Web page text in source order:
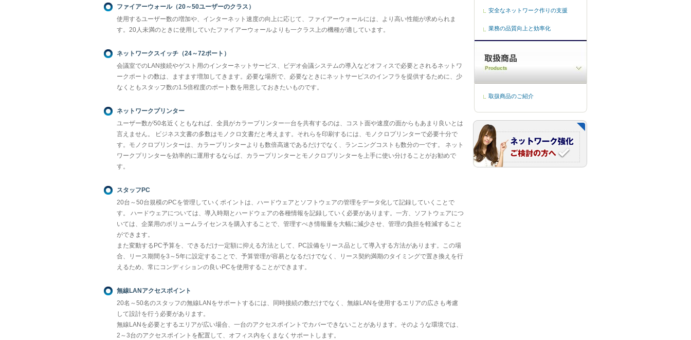
ファイアーウォール（20～50ユーザーのクラス）
使用するユーザー数の増加や、インターネット速度の向上に応じて、ファイアーウォールには、より高い性能が求められま
す。20人未満のときに使用していたファイアーウォールよりも一クラス上の機種が適しています。
ネットワークスイッチ（24～72ポート）
会議室でのLAN接続やゲスト用のインターネットサービス、ビデオ会議システムの導入などオフィスで必要とされるネットワ
ークポートの数は、ますます増加してきます。必要な場所で、必要なときにネットサービスのインフラを提供するために、少
なくともスタッフ数の1.5倍程度のポート数を用意しておきたいものです。
ネットワークプリンター
ユーザー数が50名近くともなれば、全員がカラープリンター一台を共有するのは、コスト面や速度の面からもあまり良いとは
言えません。 ビジネス文書の多数はモノクロ文書だと考えます。それらを印刷するには、モノクロプリンターで必要十分で
す。モノクロプリンターは、カラープリンターよりも数倍高速であるだけでなく、ランニングコストも数分の一です。 ネット
ワークプリンターを効率的に運用するならば、カラープリンターとモノクロプリンターを上手に使い分けることがお勧めで
す。
スタッフPC
20台～50台規模のPCを管理していくポイントは、ハードウェアとソフトウェアの管理をデータ化して記録していくことで
す。 ハードウェアについては、導入時期とハードウェアの各種情報を記録していく必要があります。一方、ソフトウェアにつ
いては、企業用のボリュームライセンスを購入することで、管理すべき情報量を大幅に減少させ、管理の負担を軽減すること
ができます。
また変動するPC予算を、できるだけ一定額に抑える方法として、PC設備をリース品として導入する方法があります。この場
合、リース期間を3～5年に設定することで、予算管理が容易となるだけでなく、リース契約満期のタイミングで置き換えを行
えるため、常にコンディションの良いPCを使用することができます。
無線LANアクセスポイント
20名～50名のスタッフの無線LANをサポートするには、同時接続の数だけでなく、無線LANを使用するエリアの広さも考慮
して設計を行う必要があります。
無線LANを必要とするエリアが広い場合、一台のアクセスポイントでカバーできないことがあります。そのような環境では、
2～3台のアクセスポイントを配置して、オフィス内をくまなくサポートします。
安全なネットワーク作りの支援
業務の品質向上と効率化
取扱商品のご紹介